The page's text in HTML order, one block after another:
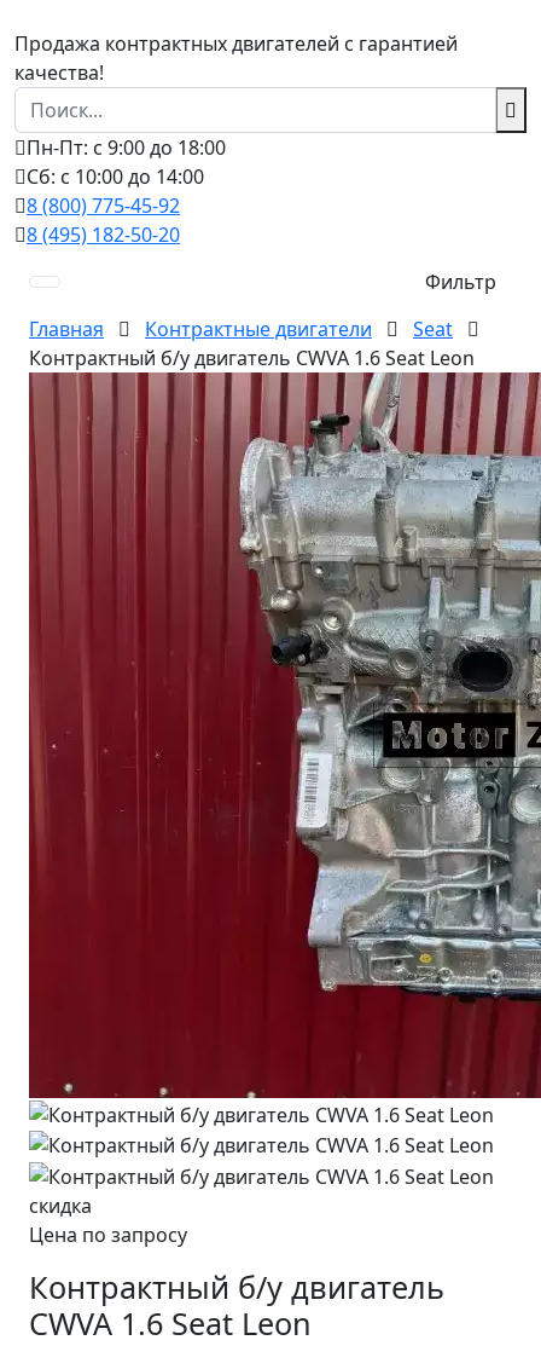
Продажа контрактных двигателей с гарантией
качества!
Пн-Пт: с 9:00 до 18:00
Сб: с 10:00 до 14:00
8 (800) 775-45-92
8 (495) 182-50-20
Фильтр
Главная
Контрактные двигатели
Seat
Контрактный б/у двигатель CWVA 1.6 Seat Leon
скидка
Цена по запросу
Контрактный б/у двигатель
CWVA 1.6 Seat Leon